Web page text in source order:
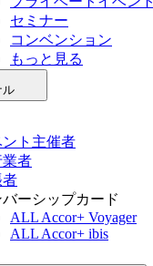
セミナー
コンベンション
もっと見る
ル
ント主催者
者
者
バーシップカード
ALL Accor+ Voyager
ALL Accor+ ibis